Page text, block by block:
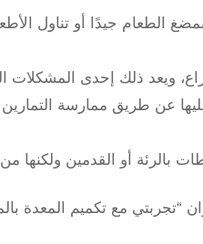
بمضغ الطعام جيدًا أو تناول
ويعد ذلك إحدى المشكلات
عن طريق ممارسة
بالرئة أو القدمين ولكنها
“تجربتي مع تكميم المعدة